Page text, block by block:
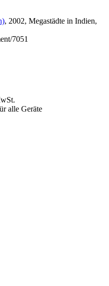
, 2002, Megastädte in Indien,
7051
alle Geräte